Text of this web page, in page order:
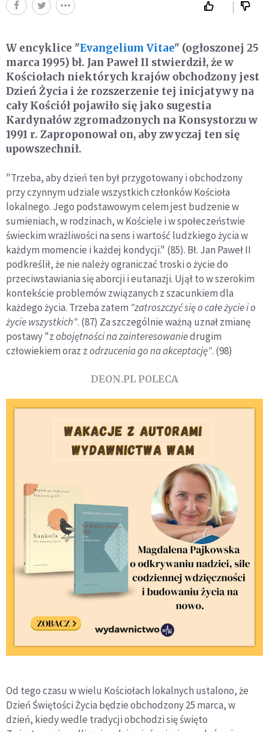
W encyklice "Evangelium Vitae" (ogłoszonej 25
marca 1995) bł. Jan Paweł II stwierdził, że w
Kościołach niektórych krajów obchodzony jest
Dzień Życia i że rozszerzenie tej inicjatywy na
cały Kościół pojawiło się jako sugestia
Kardynałów zgromadzonych na Konsystorzu w
1991 r. Zaproponował on, aby zwyczaj ten się
upowszechnił.
"Trzeba, aby dzień ten był przygotowany i obchodzony
przy czynnym udziale wszystkich członków Kościoła
lokalnego. Jego podstawowym celem jest budzenie w
sumieniach, w rodzinach, w Kościele i w społeczeństwie
świeckim wrażliwości na sens i wartość ludzkiego życia w
każdym momencie i każdej kondycji." (85). Bł. Jan Paweł II
podkreślił, że nie należy ograniczać troski o życie do
przeciwstawiania się aborcji i eutanazji. Ujął to w szerokim
kontekście problemów związanych z szacunkiem dla
każdego życia. Trzeba zatem "zatroszczyć się o całe życie i o
życie wszystkich". (87) Za szczególnie ważną uznał zmianę
postawy "zobojętności na zainteresowaniedrugim
człowiekiem oraz zodrzucenia go na akceptację". (98)
DEON.PL POLECA
Od tego czasu w wielu Kościołach lokalnych ustalono, że
Dzień Świętości Życia będzie obchodzony 25 marca, w
dzień, kiedy wedle tradycji obchodzi się święto